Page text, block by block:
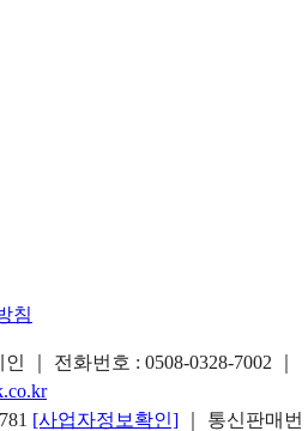
침
｜ 전화번호 : 0508-0328-7002
[사업자정보확인]
｜ 통신판매번